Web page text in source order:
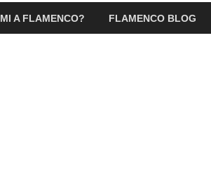
MI A FLAMENCO? FLAMENCO BLOG